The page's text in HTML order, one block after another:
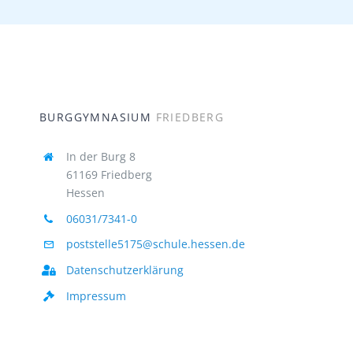
BURGGYMNASIUM FRIEDBERG
In der Burg 8
61169 Friedberg
Hessen
06031/7341-0
poststelle5175@schule.hessen.de
Datenschutzerklärung
Impressum